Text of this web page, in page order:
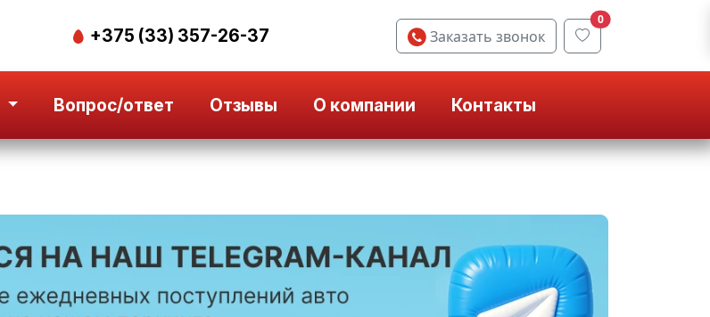
+375 (33) 357-26-37 Заказать звонок
0
Вопрос/ответ Отзывы О компании Контакты